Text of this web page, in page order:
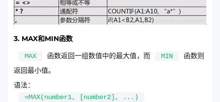
3. MAX和MIN函数
MAX 函数返回一组数值中的最大值，而 MIN
函数则
返回最小值。
语法：
=MAX(number1, [number2], ...)